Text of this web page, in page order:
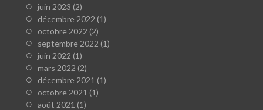
juin 2023 (2)
décembre 2022 (1)
octobre 2022 (2)
septembre 2022 (1)
juin 2022 (1)
mars 2022 (2)
décembre 2021 (1)
octobre 2021 (1)
août 2021 (1)